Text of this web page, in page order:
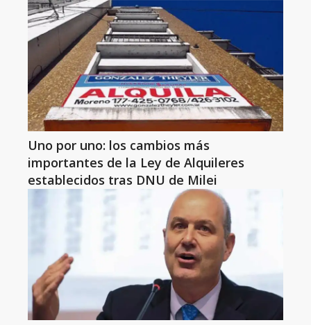
Uno por uno: los cambios más
importantes de la Ley de Alquileres
establecidos tras DNU de Milei